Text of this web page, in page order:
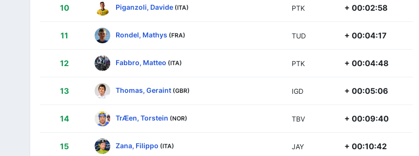
10 Piganzoli, Davide (ITA) PTK + 00:02:58
11 Rondel, Mathys (FRA) TUD + 00:04:17
12 Fabbro, Matteo (ITA) PTK + 00:04:48
13 Thomas, Geraint (GBR) IGD + 00:05:06
14 TrÆen, Torstein (NOR) TBV + 00:09:40
15 Zana, Filippo (ITA) JAY + 00:10:42